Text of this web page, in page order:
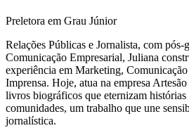
Preletora em Grau Júnior
Relações Públicas e Jornalista, com pós-
Comunicação Empresarial, Juliana
experiência em Marketing,
Imprensa. Hoje, atua na empresa
livros biográficos que eternizam histórias
comunidades, um trabalho que une
jornalística.